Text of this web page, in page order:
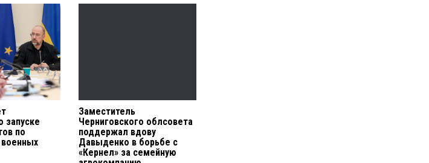
запуске
по
Заместитель
Черниговского облсовета
поддержал вдову
Давыденко в борьбе с
«Кернел» за семейную